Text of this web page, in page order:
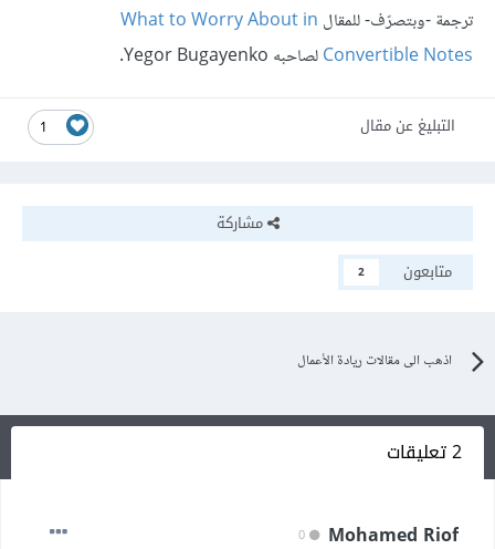
ترجمة -وبتصرّف- للمقال What to Worry About in
Convertible Notesلصاحبه Yegor Bugayenko.
1 التبليغ عن مقال
مشاركة
متابعون
2
اذهب الى مقالات ريادة الأعمال
2 تعليقات
Mohamed Riof